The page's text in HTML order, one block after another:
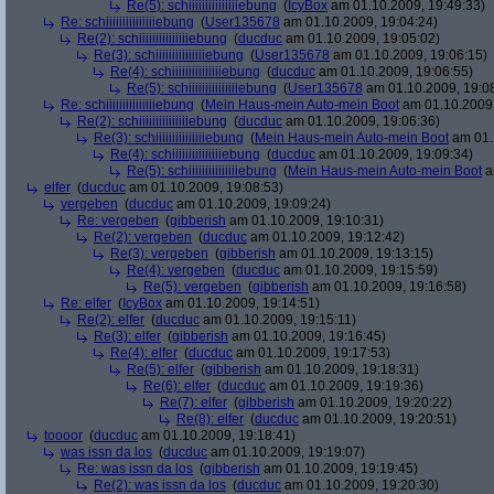
Re(5): schiiiiiiiiiiiiiiiebung ( IcyBox am 01.10.2009, 19:49:33)
Re: schiiiiiiiiiiiiiiiebung (User135678 am 01.10.2009, 19:04:24)
Re(2): schiiiiiiiiiiiiiiiebung (ducduc am 01.10.2009, 19:05:02)
Re(3): schiiiiiiiiiiiiiiiebung (User135678 am 01.10.2009, 19:06:15)
Re(4): schiiiiiiiiiiiiiiiebung (ducduc am 01.10.2009, 19:06:55)
Re(5): schiiiiiiiiiiiiiiiebung (User135678 am 01.10.2009,
Re: schiiiiiiiiiiiiiiiebung (Mein Haus-mein Auto-mein Boot am
Re(2): schiiiiiiiiiiiiiiiebung (ducduc am 01.10.2009, 19:06:36)
Re(3): schiiiiiiiiiiiiiiiebung (Mein Haus-mein Auto-mein Boot am
Re(4): schiiiiiiiiiiiiiiiebung (ducduc am 01.10.2009, 19:09:34)
Re(5): schiiiiiiiiiiiiiiiebung (Mein Haus-mein Auto-mein Boot
elfer (ducduc am 01.10.2009, 19:08:53)
vergeben (ducduc am 01.10.2009, 19:09:24)
Re: vergeben (gibberish am 01.10.2009, 19:10:31)
Re(2): vergeben (ducduc am 01.10.2009, 19:12:42)
Re(3): vergeben (gibberish am 01.10.2009, 19:13:15)
Re(4): vergeben (ducduc am 01.10.2009, 19:15:59)
Re(5): vergeben (gibberish am 01.10.2009, 19:16:58)
Re: elfer ( IcyBox am 01.10.2009, 19:14:51)
Re(2): elfer (ducduc am 01.10.2009, 19:15:11)
Re(3): elfer (gibberish am 01.10.2009, 19:16:45)
Re(4): elfer (ducduc am 01.10.2009, 19:17:53)
Re(5): elfer (gibberish am 01.10.2009, 19:18:31)
Re(6): elfer (ducduc am 01.10.2009, 19:19:36)
Re(7): elfer (gibberish am 01.10.2009, 19:20:22)
Re(8): elfer (ducduc am 01.10.2009, 19:20:51)
toooor (ducduc am 01.10.2009, 19:18:41)
was issn da los (ducduc am 01.10.2009, 19:19:07)
Re: was issn da los (gibberish am 01.10.2009, 19:19:45)
Re(2): was issn da los (ducduc am 01.10.2009, 19:20:30)